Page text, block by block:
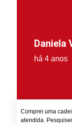
Daniela
há 4 anos
Comprei uma
atendida.